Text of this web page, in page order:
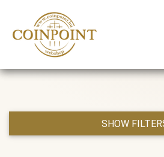
SHOW